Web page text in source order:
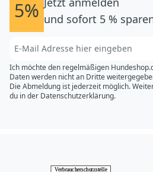
5% und sofort 5 %
Ich möchte den regelmäßigen
Daten werden nicht an Dritte
Die Abmeldung ist jederzeit möglich.
du in der Datenschutzerklärung.